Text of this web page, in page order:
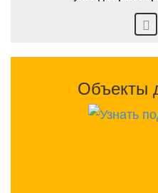
Объекты